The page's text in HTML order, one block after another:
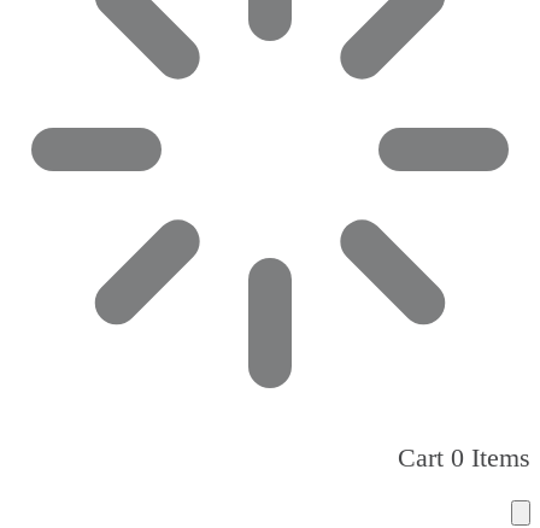
Cart 0 Items